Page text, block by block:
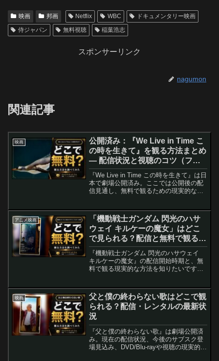
映画 邦画 Netflix WBC
ドキュメンタリー映画
侍ジャパン
無料視聴 稲葉浩志
スポンサーリンク
nagumon
関連記事
映画
公開済み：『We Live in Time こ
の時を生きて』を観る方法まとめ
— 配信状況と視聴のコツ（フロ
ーレンス・ピュー／アンドリュ
ー・ガーフィールド）
『We Live in Time この時を生きて』は日
本で劇場公開済み。ここでは公開後の配
信見通し、無料で観るための現実的な手
グやサブスク別の狙いどころも解説して
います。
アニメ映画
「機動戦士ガンダム 閃光のハサ
ウェイ キルケーの魔女」はどこ
で見られる？配信と無料で観る方
法まとめ
『機動戦士ガンダム 閃光のハサウェイ
キルケーの魔女』の配信開始時期と、無
料で観る現実的な方法を知りたいです
めの代表的な手順をわかりやすく解説し
ます。個別レンタルと見...
映画
父と僕の終わらない歌はどこで観
られる？配信・レンタルの最新状
況
『父と僕の終わらない歌』は劇場公開済
み。現在の配信状況、今後のサブスク登
場見込み、DVD/Blu-rayや視聴の現実的な